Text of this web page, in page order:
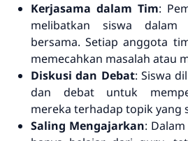
Kerjasama dalam Tim:
melibatkan siswa
bersama. Setiap anggota
memecahkan masalah atau
Diskusi dan Debat: Siswa
dan debat untuk
mereka terhadap topik yang
Saling Mengajarkan: